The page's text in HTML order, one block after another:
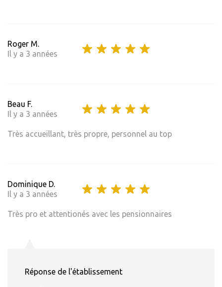
Roger M.
Il y a 3 années
Beau F.
Il y a 3 années
Très accueillant, très propre, personnel au top
Dominique D.
Il y a 3 années
Très pro et attentionés avec les pensionnaires
Réponse de l'établissement